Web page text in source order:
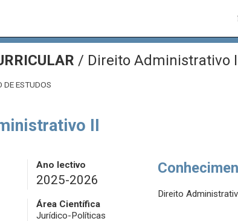
/ Direito Administrativo
DE ESTUDOS
II
Ano lectivo
2025-2026
Área Científica
Jurídico-Políticas
Direito